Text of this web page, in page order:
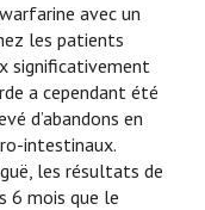
avec un
les patients
significativement
a cependant été
d’abandons en
intestinaux.
les résultats de
6 mois que le